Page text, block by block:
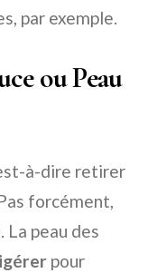
par exemple.
ou Peau
à-dire retirer
forcément,
peau des
pour